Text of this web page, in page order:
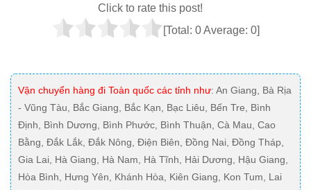
Click to rate this post!
[Total: 0Average: 0]
Vận chuyển hàng đi Toàn quốc các tỉnh như: An Giang, Bà Rịa
- Vũng Tàu, Bắc Giang, Bắc Kạn, Bạc Liêu, Bến Tre, Bình
Định, Bình Dương, Bình Phước, Bình Thuận, Cà Mau, Cao
Bằng, Đắk Lắk, Đắk Nông, Điện Biên, Đồng Nai, Đồng Tháp,
Gia Lai, Hà Giang, Hà Nam, Hà Tĩnh, Hải Dương, Hậu Giang,
Hòa Bình, Hưng Yên, Khánh Hòa, Kiên Giang, Kon Tum, Lai